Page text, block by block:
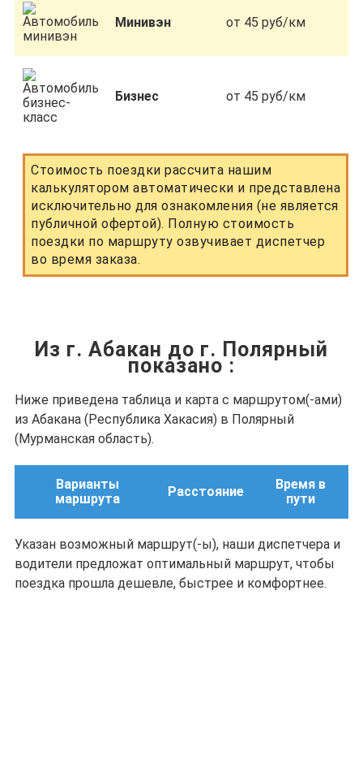
Минивэн от 45 руб/км
Бизнес от 45 руб/км
Стоимость поездки рассчита нашим
калькулятором автоматически и представлена
исключительно для ознакомления (не является
публичной офертой). Полную стоимость
поездки по маршруту озвучивает диспетчер
во время заказа.
Из г. Абакан до г. Полярный
показано :
Ниже приведена таблица и карта с маршрутом(-ами)
из Абакана (Республика Хакасия) в Полярный
(Мурманская область).
Варианты
маршрута
Расстояние
Время в
пути
Указан возможный маршрут(-ы), наши диспетчера и
водители предложат оптимальный маршрут, чтобы
поездка прошла дешевле, быстрее и комфортнее.